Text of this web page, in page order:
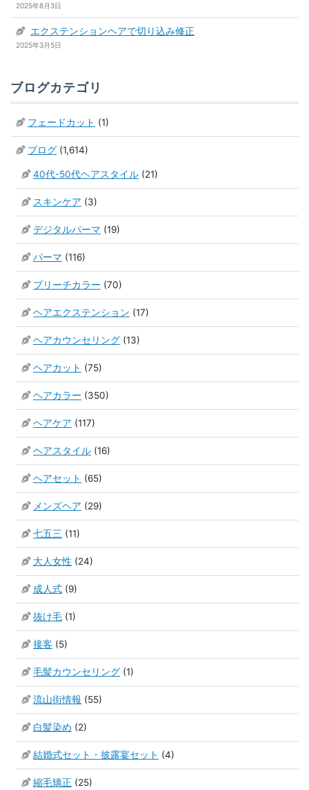
2025年8月3日
エクステンションヘアで切り込み修正
2025年3月5日
ブログカテゴリ
フェードカット (1)
ブログ (1,614)
40代-50代ヘアスタイル (21)
スキンケア (3)
デジタルパーマ (19)
パーマ (116)
ブリーチカラー (70)
ヘアエクステンション (17)
ヘアカウンセリング (13)
ヘアカット (75)
ヘアカラー (350)
ヘアケア (117)
ヘアスタイル (16)
ヘアセット (65)
メンズヘア (29)
七五三 (11)
大人女性 (24)
成人式 (9)
抜け毛 (1)
接客 (5)
毛髪カウンセリング (1)
流山街情報 (55)
白髪染め (2)
結婚式セット・披露宴セット (4)
縮毛矯正 (25)